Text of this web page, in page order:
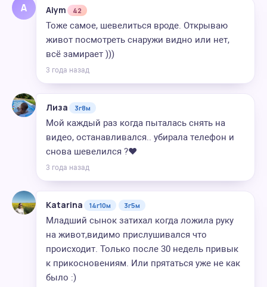
A Aiym 42
Тоже самое, шевелиться вроде. Открываю
живот посмотреть снаружи видно или нет,
всё замирает )))
3 года назад
Лиза 3г8м
Мой каждый раз когда пыталась снять на
видео, останавливался.. убирала телефон и
снова шевелился ?❤️
3 года назад
Katarina 14г10м 3г5м
Младший сынок затихал когда ложила руку
на живот,видимо прислушивался что
происходит. Только после 30 недель привык
к прикосновениям. Или прятаться уже не как
было :)